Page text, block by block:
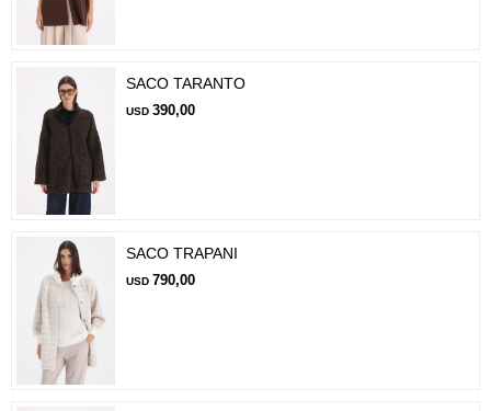
SACO TARANTO
USD 390,00
SACO TRAPANI
USD 790,00